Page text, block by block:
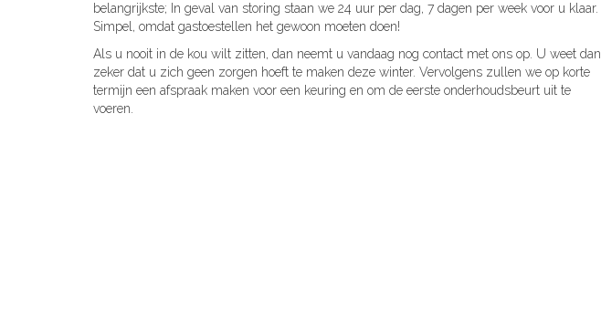
belangrijkste; In geval van storing staan we 24 uur per dag, 7 dagen per week voor u klaar.
Simpel, omdat gastoestellen het gewoon moeten doen!
Als u nooit in de kou wilt zitten, dan neemt u vandaag nog contact met ons op. U weet dan
zeker dat u zich geen zorgen hoeft te maken deze winter. Vervolgens zullen we op korte
termijn een afspraak maken voor een keuring en om de eerste onderhoudsbeurt uit te
voeren.